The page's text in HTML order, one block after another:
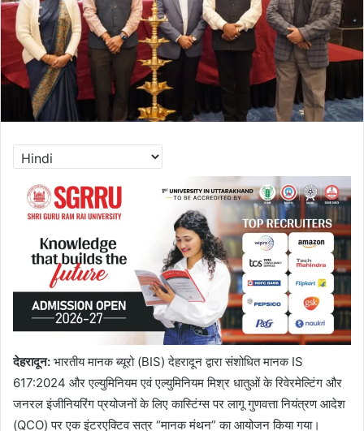
देहरादून: भारतीय मानक ब्यूरो (BIS) देहरादून द्वारा संशोधित मानक IS
617:2024 और एल्युमिनियम एवं एल्युमिनियम मिश्र धातुओं के रिवेरमेल्टिंग और
जनरल इंजीनियरिंग प्रयोजनों के लिए कास्टिंग्स पर लागू गुणवत्ता नियंत्रण आदेश
(QCO) पर एक इंटरएक्टिव सत्र “मानक मंथन” का आयोजन किया गया।